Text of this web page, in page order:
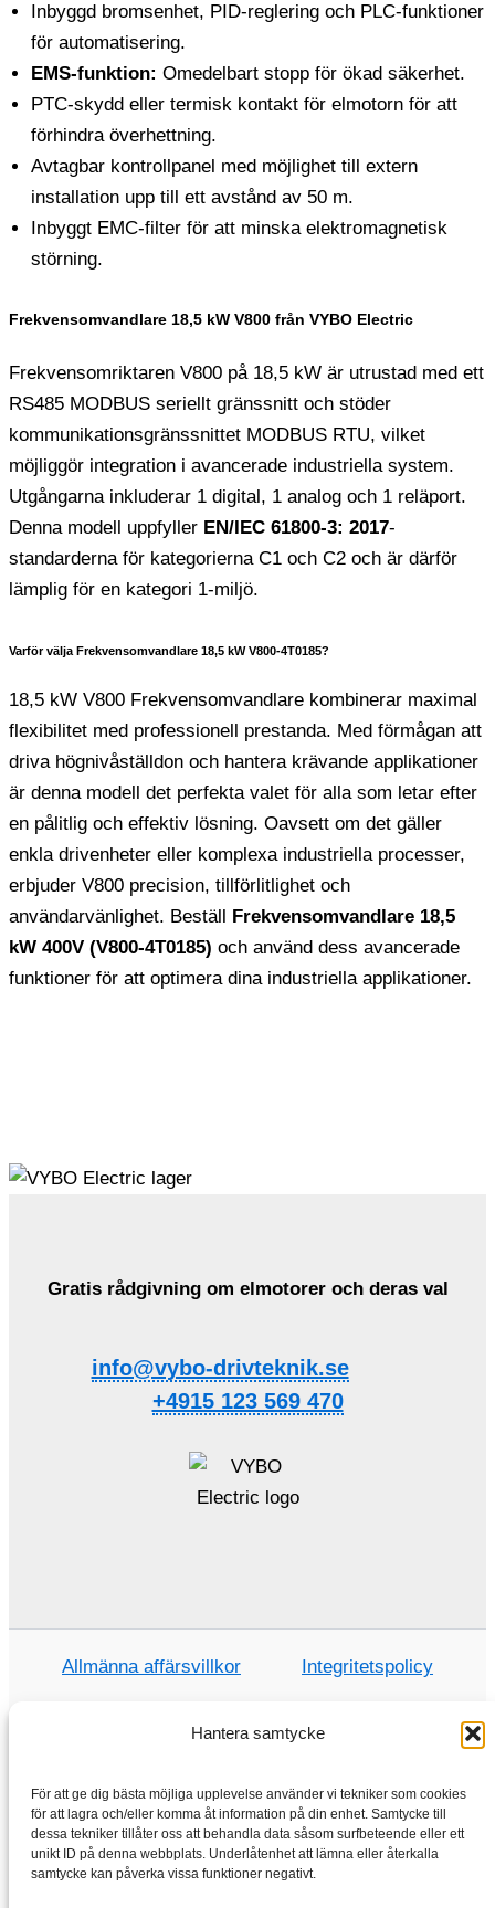
Hantera samtycke
För att ge dig bästa möjliga upplevelse använder vi tekniker som cookies
för att lagra och/eller komma åt information på din enhet. Samtycke till
dessa tekniker tillåter oss att behandla data såsom surfbeteende eller ett
unikt ID på denna webbplats. Underlåtenhet att lämna eller återkalla
samtycke kan påverka vissa funktioner negativt.
Inbyggd bromsenhet, PID-reglering och PLC-funktioner
för automatisering.
EMS-funktion: Omedelbart stopp för ökad säkerhet.
PTC-skydd eller termisk kontakt för elmotorn för att
förhindra överhettning.
Avtagbar kontrollpanel med möjlighet till extern
installation upp till ett avstånd av 50 m.
Inbyggt EMC-filter för att minska elektromagnetisk
störning.
Frekvensomvandlare 18,5 kW V800 från VYBO Electric
Frekvensomriktaren V800 på 18,5 kW är utrustad med ett
RS485 MODBUS seriellt gränssnitt och stöder
kommunikationsgränssnittet MODBUS RTU, vilket
möjliggör integration i avancerade industriella system.
Utgångarna inkluderar 1 digital, 1 analog och 1 reläport.
Denna modell uppfyller EN/IEC 61800-3: 2017-
standarderna för kategorierna C1 och C2 och är därför
lämplig för en kategori 1-miljö.
Varför välja Frekvensomvandlare 18,5 kW V800-4T0185?
18,5 kW V800 Frekvensomvandlare kombinerar maximal
flexibilitet med professionell prestanda. Med förmågan att
driva högnivåställdon och hantera krävande applikationer
är denna modell det perfekta valet för alla som letar efter
en pålitlig och effektiv lösning. Oavsett om det gäller
enkla drivenheter eller komplexa industriella processer,
erbjuder V800 precision, tillförlitlighet och
användarvänlighet. Beställ Frekvensomvandlare 18,5
kW 400V (V800-4T0185) och använd dess avancerade
funktioner för att optimera dina industriella applikationer.
Gratis rådgivning om elmotorer och deras val
info@vybo-drivteknik.se
+4915 123 569 470
Allmänna affärsvillkor Integritetspolicy
Handla
Elmotorer
Frekvensomvandlare